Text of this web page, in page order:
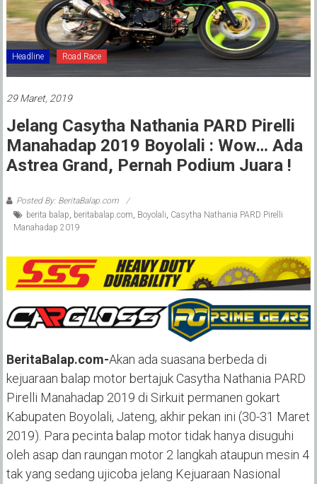
Headline Road Race
29 Maret, 2019
Jelang Casytha Nathania PARD Pirelli
Manahadap 2019 Boyolali : Wow… Ada
Astrea Grand, Pernah Podium Juara !
Posted By: BeritaBalap.com
berita balap, beritabalap.com, Boyolali, Casytha Nathania PARD Pirelli
Manahadap 2019
BeritaBalap.com-Akan ada suasana berbeda di
kejuaraan balap motor bertajuk Casytha Nathania PARD
Pirelli Manahadap 2019 di Sirkuit permanen gokart
Kabupaten Boyolali, Jateng, akhir pekan ini (30-31 Maret
2019). Para pecinta balap motor tidak hanya disuguhi
oleh asap dan raungan motor 2 langkah ataupun mesin 4
tak yang sedang ujicoba jelang Kejuaraan Nasional